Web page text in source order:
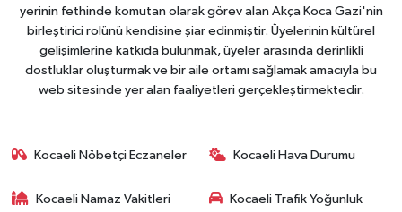
yerinin fethinde komutan olarak görev alan Akça Koca Gazi'nin
birleştirici rolünü kendisine şiar edinmiştir. Üyelerinin kültürel
gelişimlerine katkıda bulunmak, üyeler arasında derinlikli
dostluklar oluşturmak ve bir aile ortamı sağlamak amacıyla bu
web sitesinde yer alan faaliyetleri gerçekleştirmektedir.
Kocaeli Nöbetçi Eczaneler Kocaeli Hava Durumu
Kocaeli Namaz Vakitleri
Kocaeli Trafik Yoğunluk